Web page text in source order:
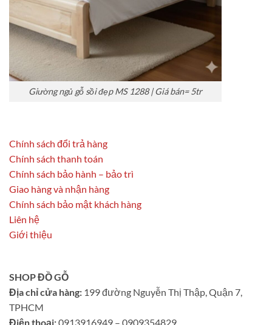
Giường ngủ gỗ sồi đẹp MS 1288 | Giá bán= 5tr
Chính sách đổi trả hàng
Chính sách thanh toán
Chính sách bảo hành – bảo trì
Giao hàng và nhận hàng
Chính sách bảo mật khách hàng
Liên hệ
Giới thiệu
SHOP ĐỒ GỖ
Địa chỉ cửa hàng: 199 đường Nguyễn Thị Thập, Quận 7,
TPHCM
Điện thoại:0913916949 – 0909354829